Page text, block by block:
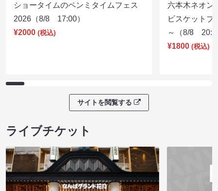
ショータイムのペンミタイムフェス
2026（8/8 17:00）
¥2000 (税込)
六本木ネオン
ビスケットブ
～（8/8
¥1800 (税込)
サイトを閲覧する
ライブチケット